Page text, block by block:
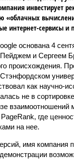
инвестирует
«облачных
интернет-сервисы и
основана 4
и Сергеем
происхождения.
как научно-
не в
взаимоотношений
где
на нее.
имя компания